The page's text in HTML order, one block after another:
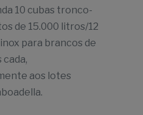
10 cubas tronco-
de 15.000 litros/12
para brancos de
aos lotes